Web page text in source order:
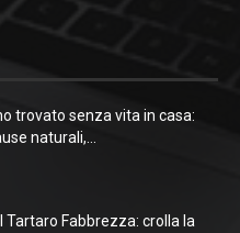
trovato senza vita in casa:
naturali,...
Tartaro Fabbrezza: crolla la